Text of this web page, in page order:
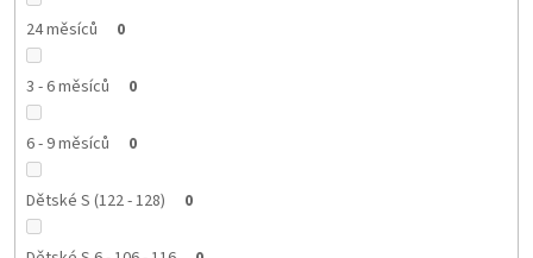
24 měsíců 0
3 - 6 měsíců 0
6 - 9 měsíců 0
Dětské S (122 - 128) 0